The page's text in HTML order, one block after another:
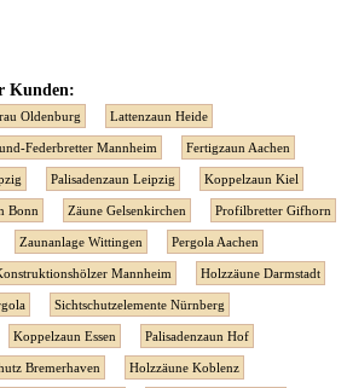
Kunden:
Oldenburg Lattenzaun Heide
Federbretter Mannheim Fertigzaun Aachen
Palisadenzaun Leipzig Koppelzaun Kiel
Bonn Zäune Gelsenkirchen Profilbretter Gifhorn
Zaunanlage Wittingen Pergola Aachen
Mannheim Holzzäune Darmstadt
Sichtschutzelemente Nürnberg
Koppelzaun Essen Palisadenzaun Hof
Bremerhaven Holzzäune Koblenz